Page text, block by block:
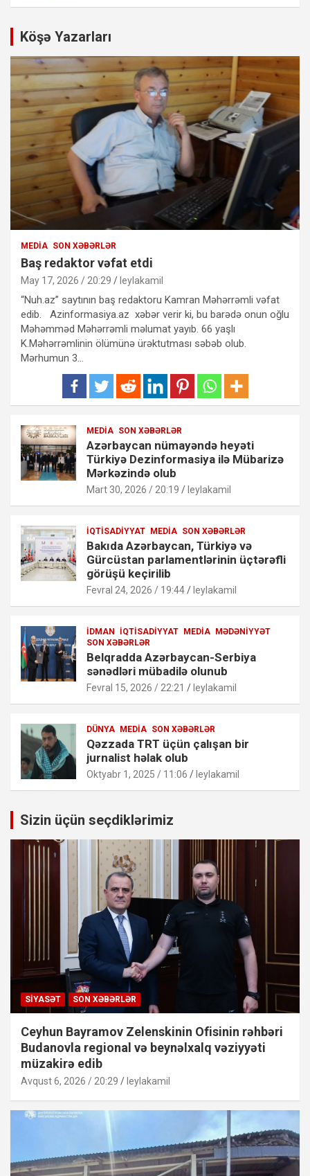
Köşə Yazarları
MEDIA SON XƏBƏRLƏR
Baş redaktor vəfat etdi
May 17, 2026 / 20:29 leylakamil
“Nuh.az” saytının baş redaktoru Kamran Məhərrəmli vəfat
edib. Azinformasiya.az xəbər verir ki, bu barədə onun oğlu
Məhəmməd Məhərrəmli məlumat yayıb. 66 yaşlı
K.Məhərrəmlinin ölümünə ürəktutması səbəb olub.
Mərhumun 3…
MEDIA SON XƏBƏRLƏR
Azərbaycan nümayəndə heyəti
Türkiyə Dezinformasiya ilə Mübarizə
Mərkəzində olub
Mart 30, 2026 / 20:19 leylakamil
İQTISADIYYAT MEDIA SON XƏBƏRLƏR
Bakıda Azərbaycan, Türkiyə və
Gürcüstan parlamentlərinin üçtərəfli
görüşü keçirilib
Fevral 24, 2026 / 19:44 leylakamil
İDMAN İQTISADIYYAT MEDIA MƏDƏNIYYƏT
SON XƏBƏRLƏR
Belqradda Azərbaycan-Serbiya
sənədləri mübadilə olunub
Fevral 15, 2026 / 22:21 leylakamil
DÜNYA MEDIA SON XƏBƏRLƏR
Qəzzada TRT üçün çalışan bir
jurnalist həlak olub
Oktyabr 1, 2025 / 11:06 leylakamil
Sizin üçün seçdiklərimiz
SIYASƏT SON XƏBƏRLƏR
Ceyhun Bayramov Zelenskinin Ofisinin rəhbəri
Budanovla regional və beynəlxalq vəziyyəti
müzakirə edib
Avqust 6, 2026 / 20:29 leylakamil